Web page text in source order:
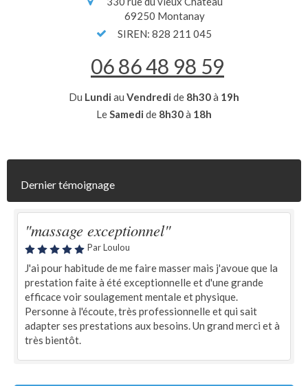
69250 Montanay
SIREN: 828 211 045
06 86 48 98 59
Du Lundi au Vendredi de 8h30à 19h
LeSamedi de 8h30à 18h
Dernier témoignage
"massage exceptionnel"
Par Loulou
J'ai pour habitude de me faire masser mais j'avoue que la
prestation faite à été exceptionnelle et d'une grande
efficace voir soulagement mentale et physique.
Personne à l'écoute, très professionnelle et qui sait
adapter ses prestations aux besoins. Un grand merci et à
très bientôt.